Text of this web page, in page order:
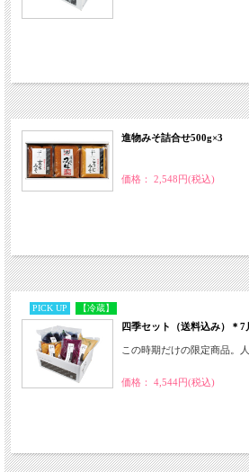
進物みそ詰合せ500g×3
価格： 2,548円(税込)
PICK UP 【冷蔵】
四季セット（送料込み）＊
この時期だけの限定商品。
価格： 4,544円(税込)